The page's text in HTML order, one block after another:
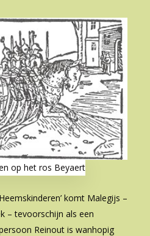
op het ros Beyaert
komt Malegijs –
– tevoorschijn als een
Reinout is wanhopig